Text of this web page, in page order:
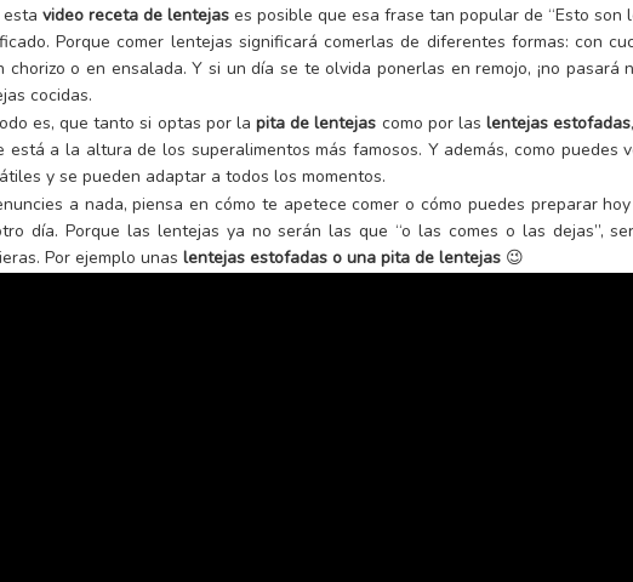
video receta de lentejases posible que esa frase tan popular de “Esto son
Porque comer lentejas significará comerlas de diferentes formas: con
chorizo o en ensalada. Y si un día se te olvida ponerlas en remojo, ¡no
cocidas.
es, que tanto si optas por lapita de lentejas como por las lentejas estofadas
está a la altura de los superalimentos más famosos. Y además, como puedes
y se pueden adaptar a todos los momentos.
a nada, piensa en cómo te apetece comer o cómo puedes preparar
día. Porque las lentejas ya no serán las que “o las comes o las dejas”,
Por ejemplo unaslentejas estofadas o una pita de lentejas 😉